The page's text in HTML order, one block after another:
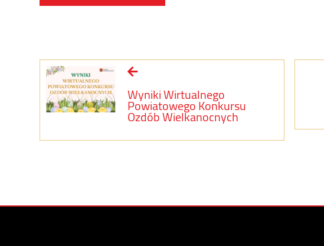
Wyniki Wirtualnego
Powiatowego Konkursu
Ozdób Wielkanocnych